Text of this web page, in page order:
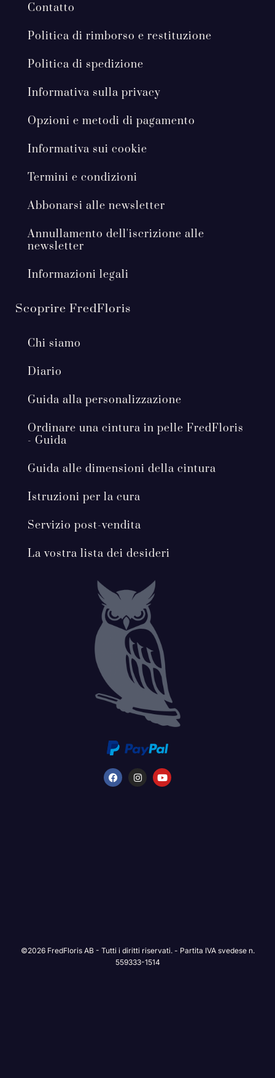
Contatto
Politica di rimborso e restituzione
Politica di spedizione
Informativa sulla privacy
Opzioni e metodi di pagamento
Informativa sui cookie
Termini e condizioni
Abbonarsi alle newsletter
Annullamento dell'iscrizione alle
newsletter
Informazioni legali
Scoprire FredFloris
Chi siamo
Diario
Guida alla personalizzazione
Ordinare una cintura in pelle FredFloris
- Guida
Guida alle dimensioni della cintura
Istruzioni per la cura
Servizio post-vendita
La vostra lista dei desideri
©2026 FredFloris AB - Tutti i diritti riservati. - Partita IVA svedese n.
559333-1514